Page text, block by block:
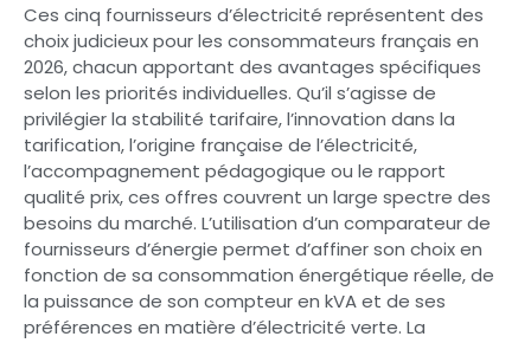
Ces cinq fournisseurs d’électricité représentent des
choix judicieux pour les consommateurs français en
2026, chacun apportant des avantages spécifiques
selon les priorités individuelles. Qu’il s’agisse de
privilégier la stabilité tarifaire, l’innovation dans la
tarification, l’origine française de l’électricité,
l’accompagnement pédagogique ou le rapport
qualité prix, ces offres couvrent un large spectre des
besoins du marché. L’utilisation d’un comparateur de
fournisseurs d’énergie permet d’affiner son choix en
fonction de sa consommation énergétique réelle, de
la puissance de son compteur en kVA et de ses
préférences en matière d’électricité verte. La